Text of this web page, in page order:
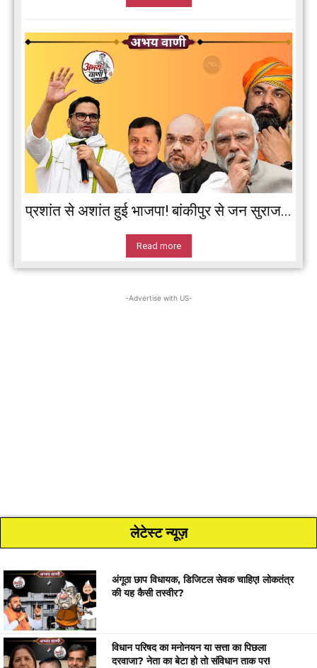
प्रशांत से अशांत हुई भाजपा! बांकीपुर से जन सुराज...
Read more
-Advertise with US-
लेटेस्ट न्यूज़
अंगूठा छाप विधायक, डिजिटल सेवक चाहिए! लोकतंत्र
की यह कैसी तस्वीर?
विधान परिषद का मनोनयन या सत्ता का पिछला
दरवाजा? नेता का बेटा हो तो संविधान ताक पर!